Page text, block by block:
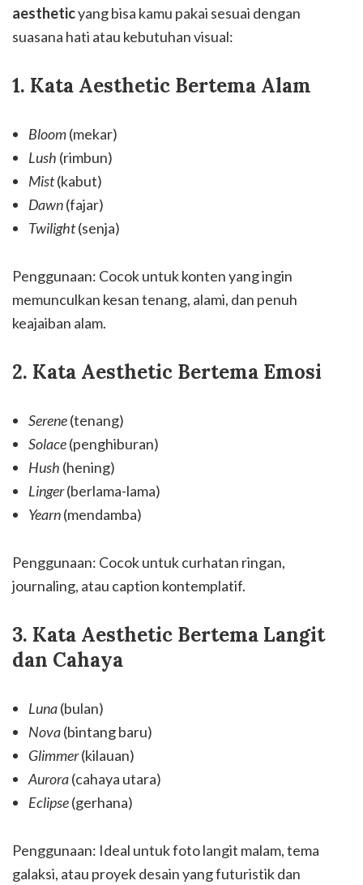
aestheticyang bisa kamu pakai sesuai dengan
suasana hati atau kebutuhan visual:
1. Kata Aesthetic Bertema Alam
Bloom(mekar)
Lush (rimbun)
Mist(kabut)
Dawn(fajar)
Twilight(senja)
Penggunaan: Cocok untuk konten yang ingin
memunculkan kesan tenang, alami, dan penuh
keajaiban alam.
2. Kata Aesthetic Bertema Emosi
Serene(tenang)
Solace(penghiburan)
Hush (hening)
Linger(berlama-lama)
Yearn(mendamba)
Penggunaan: Cocok untuk curhatan ringan,
journaling, atau caption kontemplatif.
3. Kata Aesthetic Bertema Langit
dan Cahaya
Luna(bulan)
Nova(bintang baru)
Glimmer(kilauan)
Aurora(cahaya utara)
Eclipse(gerhana)
Penggunaan: Ideal untuk foto langit malam, tema
galaksi, atau proyek desain yang futuristik dan